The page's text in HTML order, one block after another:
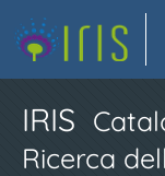
IRIS
Ricerca